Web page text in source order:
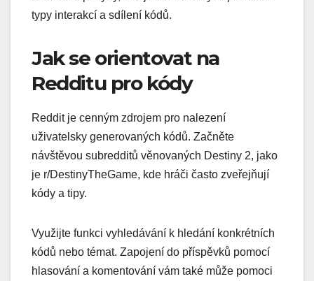
typy interakcí a sdílení kódů.
Jak se orientovat na
Redditu pro kódy
Reddit je cenným zdrojem pro nalezení
uživatelsky generovaných kódů. Začněte
návštěvou subredditů věnovaných Destiny 2, jako
je r/DestinyTheGame, kde hráči často zveřejňují
kódy a tipy.
Využijte funkci vyhledávání k hledání konkrétních
kódů nebo témat. Zapojení do příspěvků pomocí
hlasování a komentování vám také může pomoci